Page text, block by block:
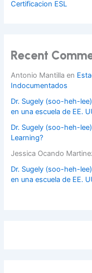
Certificacion ESL
Recent
Antonio Mantilla en
Indocumentados
Dr. Sugely (soo-heh-
en una escuela de EE.
Dr. Sugely (soo-heh-
Learning?
Jessica Ocando
Dr. Sugely (soo-heh-
en una escuela de EE.